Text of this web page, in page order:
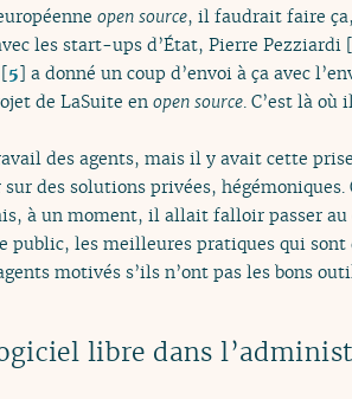
open source, il faudrait faire
les start-ups d’État, Pierre Pezziardi [
[5] a donné un coup d’envoi à ça avec
de LaSuite en open source . C’est là
des agents, mais il y avait cette
des solutions privées, hégémoniques.
à un moment, il allait falloir passer
les meilleures pratiques qui sont
motivés s’ils n’ont pas les bons
libre dans